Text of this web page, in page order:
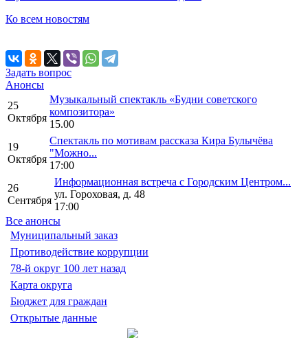
Ко всем новостям
Задать вопрос
Анонсы
25
Октября
Музыкальный спектакль «Будни советского
композитора»
15.00
19
Октября
Спектакль по мотивам рассказа Кира Булычёва
"Можно...
17:00
26
Сентября
Информационная встреча с Городским Центром...
ул. Гороховая, д. 48
17:00
Все анонсы
Муниципальный заказ
Противодействие коррупции
78-й округ 100 лет назад
Карта округа
Бюджет для граждан
Открытые данные